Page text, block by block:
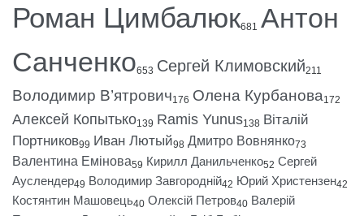
Роман Цимбалюк681 Антон
Санченко653 Сергей Климовский211
Володимир В’ятрович176 Олена Курбанова172
Алексей Копытько139 Ramis Yunus138 Віталій
Портников99 Иван Лютый98 Дмитро Вовнянко73
Валентина Емінова59 Кирилл Данильченко52 Сергей
Ауслендер49 Володимир Завгородній42 Юрий Христензен42
Костянтин Машовець40 Олексій Петров40 Валерій